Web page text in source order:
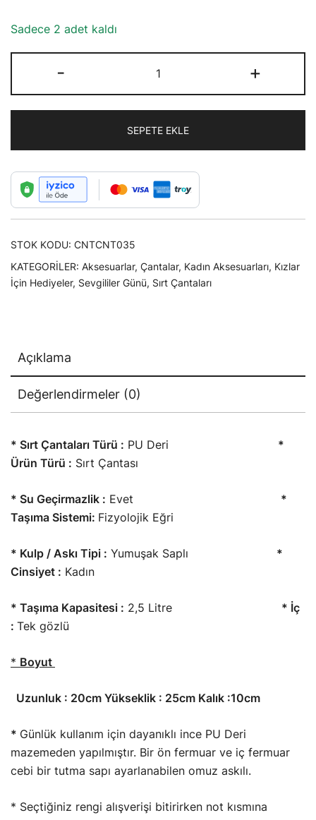
Sadece 2 adet kaldı
-
Küçük
Sırt
adet
+
SEPETE EKLE
STOK KODU: CNTCNT035
KATEGORILER: Aksesuarlar, Çantalar, Kadın Aksesuarları, Kızlar
İçin Hediyeler, Sevgililer Günü, Sırt Çantaları
Açıklama
Değerlendirmeler (0)
* Sırt Çantaları Türü : PU Deri *
Ürün Türü : Sırt Çantası
* Su Geçirmazlik : Evet
*
Taşıma Sistemi: Fizyolojik Eğri
* Kulp / Askı Tipi : Yumuşak Saplı *
Cinsiyet : Kadın
* Taşıma Kapasitesi : 2,5 Litre * İç
: Tek gözlü
* Boyut
Uzunluk : 20cm Yükseklik : 25cm Kalık :10cm
* Günlük kullanım için dayanıklı ince PU Deri
mazemeden yapılmıştır. Bir ön fermuar ve iç fermuar
cebi bir tutma sapı ayarlanabilen omuz askılı.
* Seçtiğiniz rengi alışverişi bitirirken not kısmına